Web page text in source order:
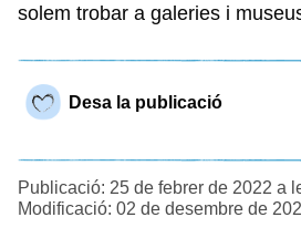
solem trobar a galeries i
Desa la publicació
Publicació: 25 de febrer de 2022 a
Modificació: 02 de desembre de